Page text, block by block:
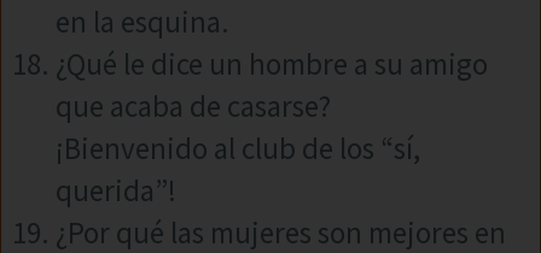
en la esquina.
¿Qué le dice un hombre a su amigo
que acaba de casarse?
¡Bienvenido al club de los “sí,
querida”!
¿Por qué las mujeres son mejores en